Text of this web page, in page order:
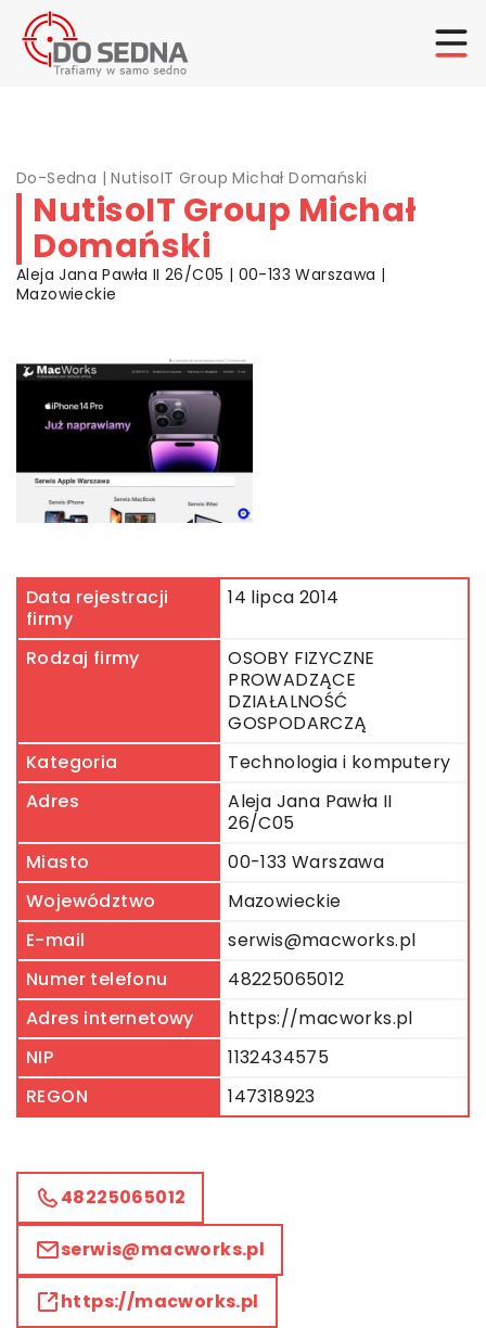
Do-Sedna |NutisoIT Group Michał Domański
NutisoIT Group Michał
Domański
Aleja Jana Pawła II 26/C05 | 00-133 Warszawa |
Mazowieckie
Data rejestracji
firmy
14 lipca 2014
Rodzaj firmy
OSOBY FIZYCZNE
PROWADZĄCE
DZIAŁALNOŚĆ
GOSPODARCZĄ
Kategoria
Technologia i komputery
Adres
Aleja Jana Pawła II
26/C05
Miasto
00-133 Warszawa
Województwo
Mazowieckie
E-mail
serwis@macworks.pl
Numer telefonu
48225065012
Adres internetowy
https://macworks.pl
NIP
1132434575
REGON
147318923
48225065012
serwis@macworks.pl
https://macworks.pl